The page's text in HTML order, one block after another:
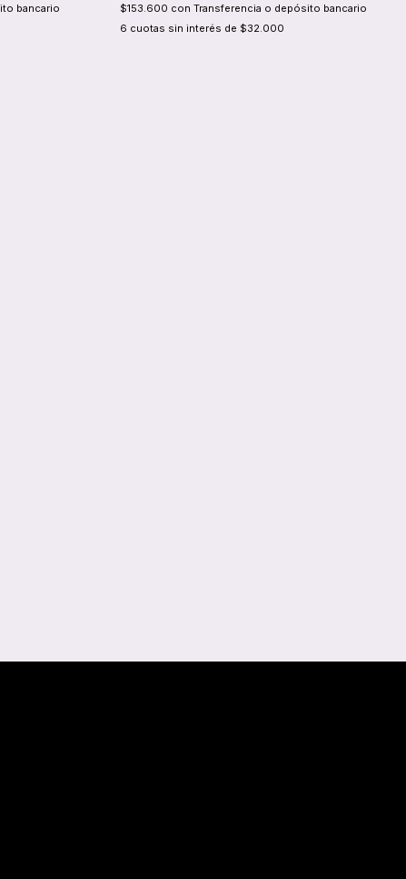
bancario
$153.600 con Transferencia o depósito bancario
6 cuotas sin interés de $32.000